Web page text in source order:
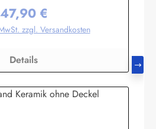
700 ml / 0,7 Liter. Der Bierkrug
Mitbringsel / Souvenir aus
und ist besonders beliebt bei
sich auch hierzulande Sammler
einen schönen hanseatischen
Menk
Fintelinfo@menk-souvenirs.de
Regulärer Preis:
47,90 €
zzgl. Versandkosten
Details